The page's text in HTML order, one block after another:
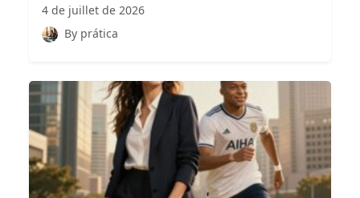
4 de juillet de 2026
By prática